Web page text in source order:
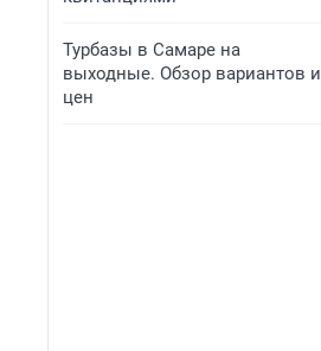
Турбазы в Самаре на
выходные. Обзор вариантов и
цен